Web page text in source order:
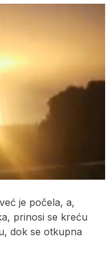
je počela, a,
prinosi se kreću
dok se otkupna